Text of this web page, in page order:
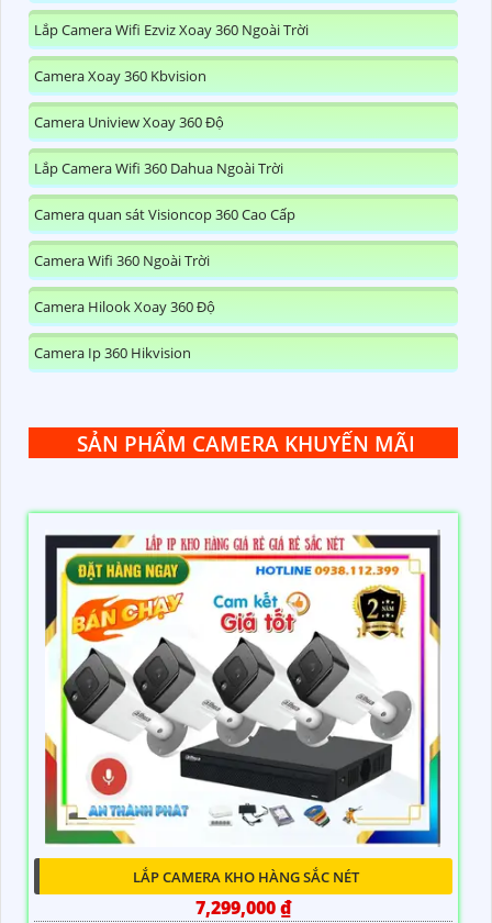
Lắp Camera Wifi Ezviz Xoay 360 Ngoài Trời
Camera Xoay 360 Kbvision
Camera Uniview Xoay 360 Độ
Lắp Camera Wifi 360 Dahua Ngoài Trời
Camera quan sát Visioncop 360 Cao Cấp
Camera Wifi 360 Ngoài Trời
Camera Hilook Xoay 360 Độ
Camera Ip 360 Hikvision
SẢN PHẨM CAMERA KHUYẾN MÃI
LẮP CAMERA KHO HÀNG SẮC NÉT
7,299,000 ₫